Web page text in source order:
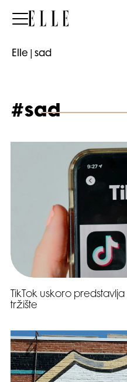
Elle
Elle sad
#sad
TikTok uskoro
tržište